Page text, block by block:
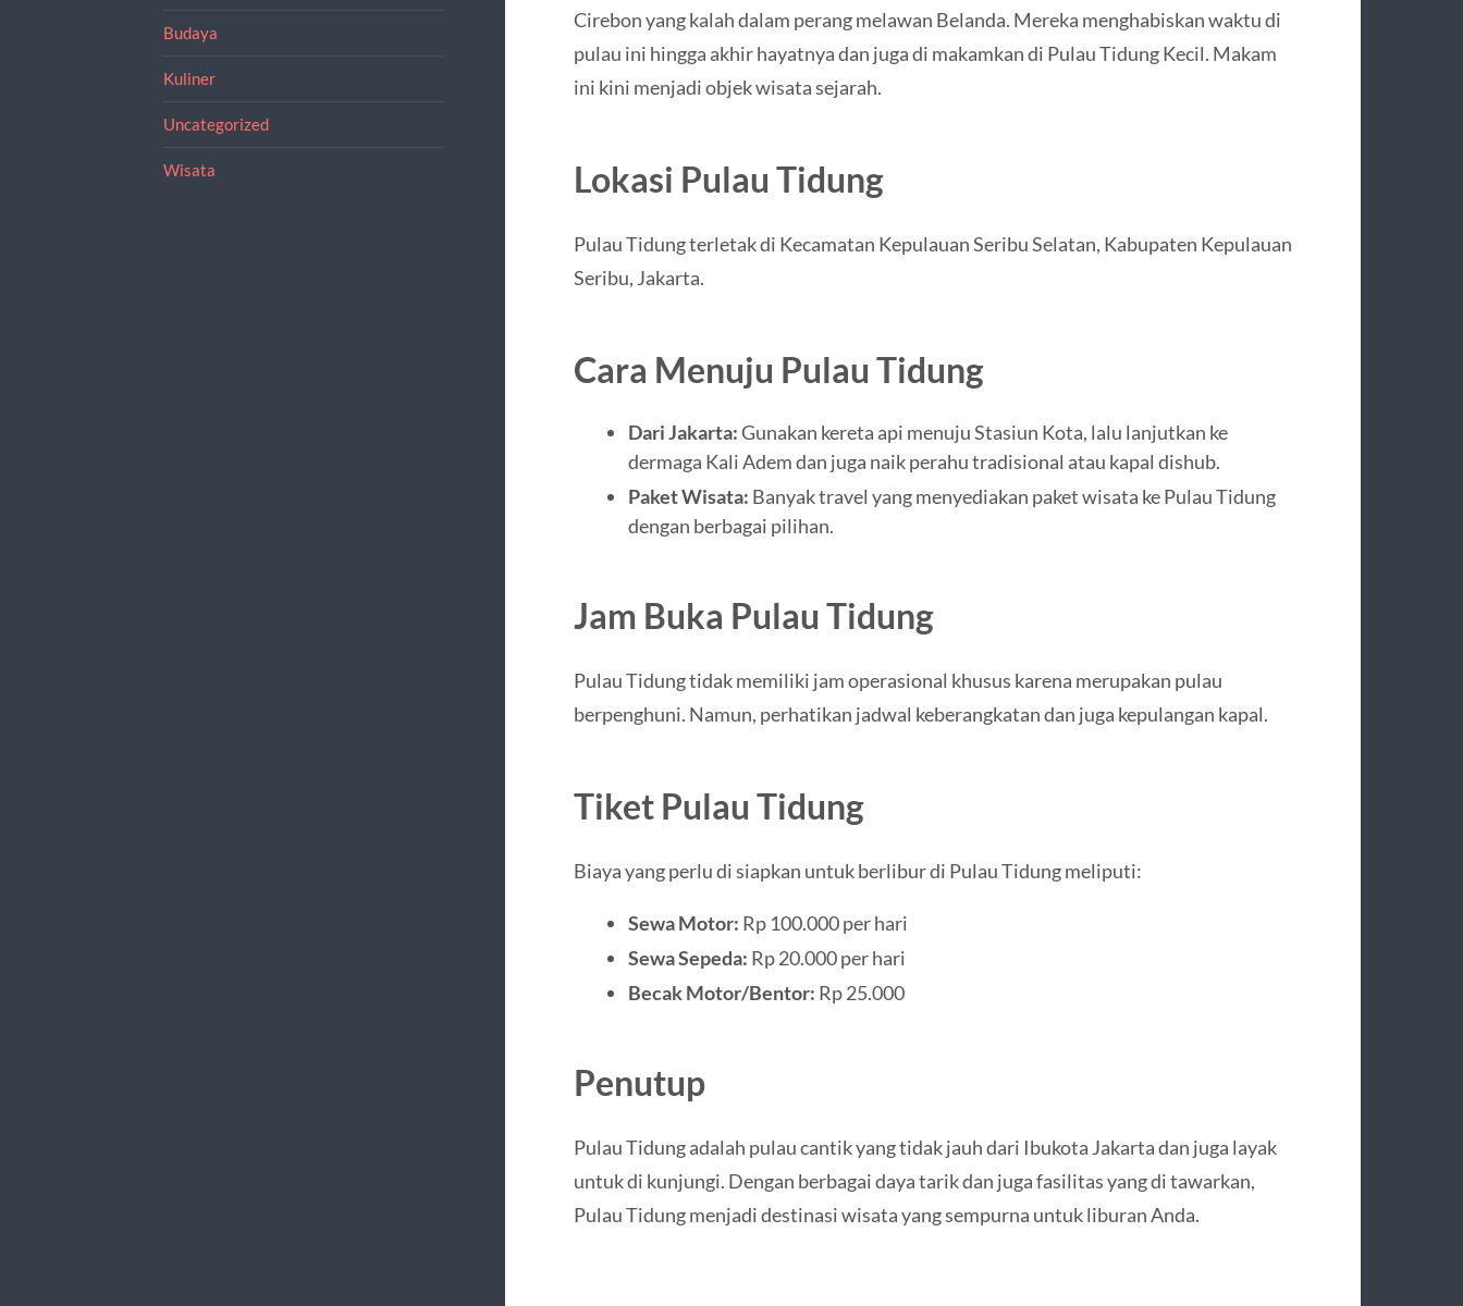
Budaya
Kuliner
Uncategorized
Wisata
Cirebon yang kalah dalam perang melawan Belanda. Mereka menghabiskan waktu di
pulau ini hingga akhir hayatnya dan juga di makamkan di Pulau Tidung Kecil. Makam
ini kini menjadi objek wisata sejarah.
Lokasi Pulau Tidung
Pulau Tidung terletak di Kecamatan Kepulauan Seribu Selatan, Kabupaten Kepulauan
Seribu, Jakarta.
Cara Menuju Pulau Tidung
Dari Jakarta:Gunakan kereta api menuju Stasiun Kota, lalu lanjutkan ke
dermaga Kali Adem dan juga naik perahu tradisional atau kapal dishub.
Paket Wisata: Banyak travel yang menyediakan paket wisata ke Pulau Tidung
dengan berbagai pilihan.
Jam Buka Pulau Tidung
Pulau Tidung tidak memiliki jam operasional khusus karena merupakan pulau
berpenghuni. Namun, perhatikan jadwal keberangkatan dan juga kepulangan kapal.
Tiket Pulau Tidung
Biaya yang perlu di siapkan untuk berlibur di Pulau Tidung meliputi:
Sewa Motor: Rp 100.000 per hari
Sewa Sepeda: Rp 20.000 per hari
Becak Motor/Bentor: Rp 25.000
Penutup
Pulau Tidung adalah pulau cantik yang tidak jauh dari Ibukota Jakarta dan juga layak
untuk di kunjungi. Dengan berbagai daya tarik dan juga fasilitas yang di tawarkan,
Pulau Tidung menjadi destinasi wisata yang sempurna untuk liburan Anda.